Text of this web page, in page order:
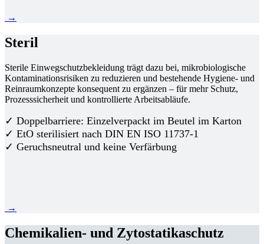
→
Steril
Sterile Einwegschutzbekleidung trägt dazu bei, mikrobiologische
Kontaminationsrisiken zu reduzieren und bestehende Hygiene- und
Reinraumkonzepte konsequent zu ergänzen – für mehr Schutz,
Prozesssicherheit und kontrollierte Arbeitsabläufe.
✓ Doppelbarriere: Einzelverpackt im Beutel im Karton
✓ EtO sterilisiert nach DIN EN ISO 11737-1
✓ Geruchsneutral und keine Verfärbung
→
Chemikalien- und Zytostatikaschutz